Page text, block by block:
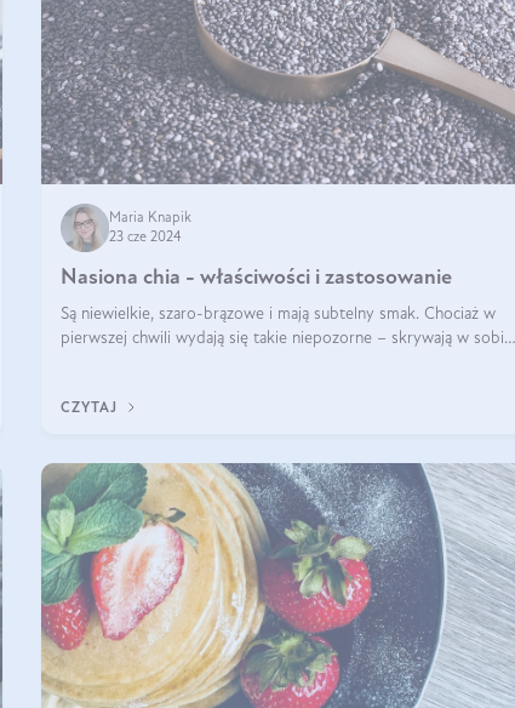
Maria Knapik
23 cze 2024
Nasiona chia - właściwości i zastosowanie
Są niewielkie, szaro-brązowe i mają subtelny smak. Chociaż w
pierwszej chwili wydają się takie niepozorne – skrywają w sobie
CZYTAJ